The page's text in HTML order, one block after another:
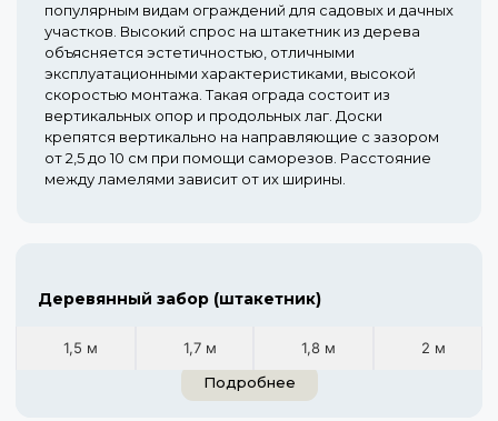
популярным видам ограждений для садовых и дачных
участков. Высокий спрос на штакетник из дерева
объясняется эстетичностью, отличными
эксплуатационными характеристиками, высокой
скоростью монтажа. Такая ограда состоит из
вертикальных опор и продольных лаг. Доски
крепятся вертикально на направляющие с зазором
от 2,5 до 10 см при помощи саморезов. Расстояние
между ламелями зависит от их ширины.
Деревянный забор (штакетник)
1,5 м 1,7 м 1,8 м
2 м
Подробнее